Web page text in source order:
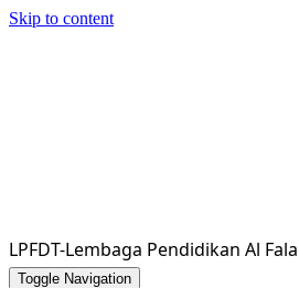
Skip to content
LPFDT-Lembaga Pendidikan Al
Toggle Navigation